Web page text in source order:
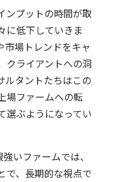
ンプットの時間が取
に低下していきま
市場トレンドをキャ
クライアントへの洞
ルタントたちはこの
場ファームへの転
選ぶようになってい
いファームでは、
で、長期的な視点で